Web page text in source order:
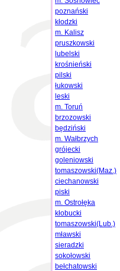
poznański
kłodzki
m. Kalisz
pruszkowski
lubelski
krośnieński
pilski
łukowski
leski
m. Toruń
brzozowski
będziński
m. Wałbrzych
grójecki
goleniowski
tomaszowski(Maz.)
ciechanowski
piski
m. Ostrołęka
kłobucki
tomaszowski(Lub.)
mławski
sieradzki
sokołowski
bełchatowski